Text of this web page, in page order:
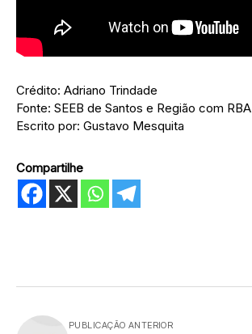
Crédito: Adriano Trindade
Fonte: SEEB de Santos e Região com RBA
Escrito por: Gustavo Mesquita
Compartilhe
PUBLICAÇÃO ANTERIOR